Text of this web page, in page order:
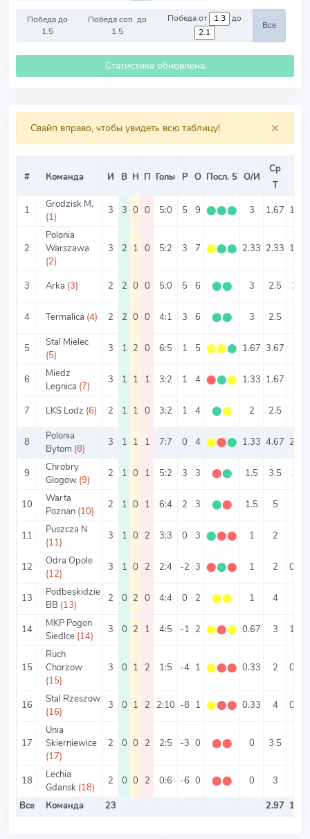
Победа до
1.5
Победа соп. до
1.5
Победа от до
Все
Статистика обновлена
×
Свайп вправо, чтобы увидеть всю таблицу!
# Команда И В Н П Голы Р О Посл. 5 О/И
Ср
Т
Ср
1
Grodzisk M.
(1)
3 3 0 0 5:0 5 9 ⬤⬤⬤ 3 1.67 1.67
2
Polonia
Warszawa
(2)
3 2 1 0 5:2 3 7 ⬤⬤⬤ 2.33 2.33 1.67
3 Arka (3) 2 2 0 0 5:0 5 6 ⬤⬤ 3 2.5 2.5
4 Termalica (4) 2 2 0 0 4:1 3 6 ⬤⬤ 3 2.5
5
Stal Mielec
(5)
3 1 2 0 6:5 1 5 ⬤⬤⬤ 1.67 3.67
6
Miedz
Legnica (7)
3 1 1 1 3:2 1 4 ⬤⬤⬤ 1.33 1.67
7 LKS Lodz (6) 2 1 1 0 3:2 1 4 ⬤⬤ 2 2.5 1.5
8
Polonia
Bytom (8)
3 1 1 1 7:7 0 4 ⬤⬤⬤ 1.33 4.67 2.33
9
Chrobry
Glogow (9)
2 1 0 1 5:2 3 3 ⬤⬤ 1.5 3.5 2.5
10
Warta
Poznan (10)
2 1 0 1 6:4 2 3 ⬤⬤ 1.5 5
11
Puszcza N
(11)
3 1 0 2 3:3 0 3 ⬤⬤⬤ 1 2
12
Odra Opole
(12)
3 1 0 2 2:4 -2 3 ⬤⬤⬤ 1 2 0.67
13
Podbeskidzie
BB (13)
2 0 2 0 4:4 0 2 ⬤⬤ 1 4
14
MKP Pogon
Siedlce (14)
3 0 2 1 4:5 -1 2 ⬤⬤⬤ 0.67 3 1.33
15
Ruch
Chorzow
(15)
3 0 1 2 1:5 -4 1 ⬤⬤⬤ 0.33 2 0.33
16
Stal Rzeszow
(16)
3 0 1 2 2:10 -8 1 ⬤⬤⬤ 0.33 4 0.67
17
Unia
Skierniewice
(17)
2 0 0 2 2:5 -3 0 ⬤⬤ 0 3.5
18
Lechia
Gdansk (18)
2 0 0 2 0:6 -6 0 ⬤⬤ 0 3
Все
Команда 23 2.97 1.51